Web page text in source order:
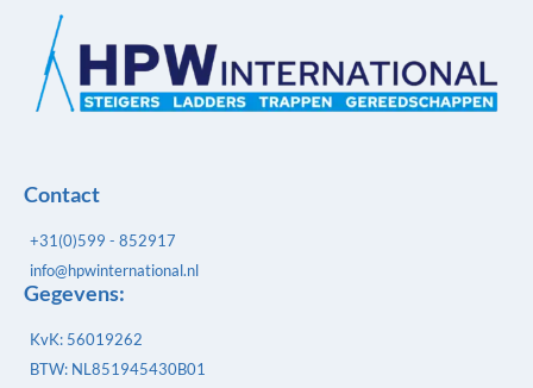
Contact
+31(0)599 - 852917
info@hpwinternational.nl
Gegevens:
KvK: 56019262
BTW: NL851945430B01